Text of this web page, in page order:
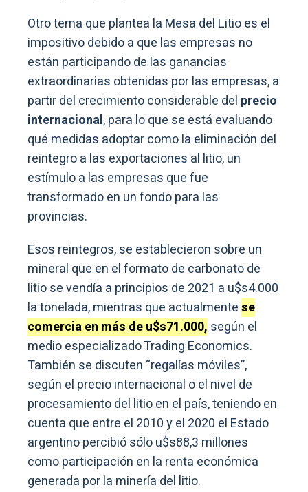
Otro tema que plantea la Mesa del Litio es el
impositivo debido a que las empresas no
están participando de las ganancias
extraordinarias obtenidas por las empresas, a
partir del crecimiento considerable del precio
internacional, para lo que se está evaluando
qué medidas adoptar como la eliminación del
reintegro a las exportaciones al litio, un
estímulo a las empresas que fue
transformado en un fondo para las
provincias.
Esos reintegros, se establecieron sobre un
mineral que en el formato de carbonato de
litio se vendía a principios de 2021 a u$s4.000
la tonelada, mientras que actualmentese
comercia en más de u$s71.000, según el
medio especializado Trading Economics.
También se discuten “regalías móviles”,
según el precio internacional o el nivel de
procesamiento del litio en el país, teniendo en
cuenta que entre el 2010 y el 2020 el Estado
argentino percibió sólo u$s88,3 millones
como participación en la renta económica
generada por la minería del litio.